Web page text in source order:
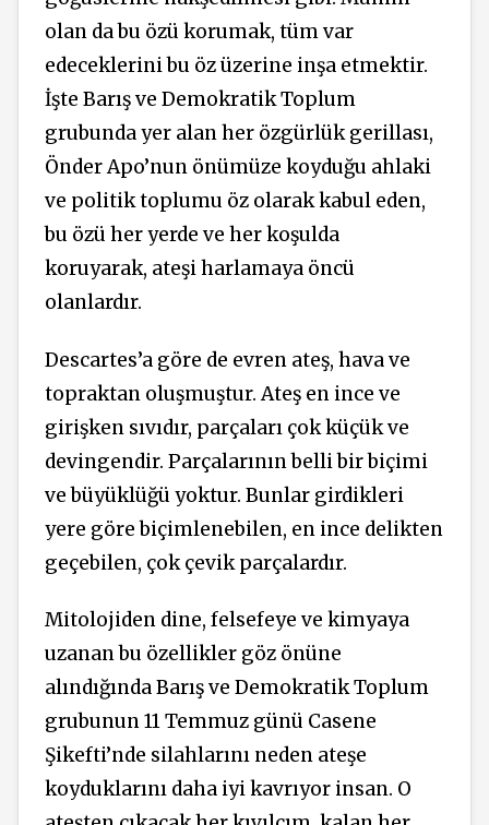
olan da bu özü korumak, tüm var
edeceklerini bu öz üzerine inşa etmektir.
İşte Barış ve Demokratik Toplum
grubunda yer alan her özgürlük gerillası,
Önder Apo’nun önümüze koyduğu ahlaki
ve politik toplumu öz olarak kabul eden,
bu özü her yerde ve her koşulda
koruyarak, ateşi harlamaya öncü
olanlardır.
Descartes’a göre de evren ateş, hava ve
topraktan oluşmuştur. Ateş en ince ve
girişken sıvıdır, parçaları çok küçük ve
devingendir. Parçalarının belli bir biçimi
ve büyüklüğü yoktur. Bunlar girdikleri
yere göre biçimlenebilen, en ince delikten
geçebilen, çok çevik parçalardır.
Mitolojiden dine, felsefeye ve kimyaya
uzanan bu özellikler göz önüne
alındığında Barış ve Demokratik Toplum
grubunun 11 Temmuz günü Casene
Şikefti’nde silahlarını neden ateşe
koyduklarını daha iyi kavrıyor insan. O